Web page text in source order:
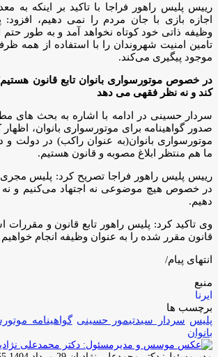
رییس پلیس راهور فراجا با تاکید بر اینکه به
اجازه بازی با جان مردم را نمی دهیم،
وظیفه ذاتی خود کوتاه نخواهد آمد و به طور
تامین امنیت شهروندان را با استفاده از همه
موجود پیگیری می‌کند.
در خصوص موتورسواری بانوان تابع قانون
کند و نه نظر فقهی می دهد
سردار حسینی در ادامه با اشاره به بحث
صدور گواهینامه برای موتورسواری بانوان،
موتورسواری بانوان(به عنوان راکب) در دولت
ما هم منتظر ابلاغ مصوبه و قانون هستیم.
رییس پلیس راهور فراجا تصریح کرد: پلیس
در خصوص هیچ موضوعی نه اجتهاد می‌کنیم و نه
دهیم.
وی تاکید کرد: پلیس راهور تابع قانون و مقررات
قانون مقرر شده را به عنوان وظیفه انجام خواهیم
انتهای پیام/
منبع
ایرنا
برچسب ها
پلیس سردار سیدتیمور حسینی گواهینامه
بانوان